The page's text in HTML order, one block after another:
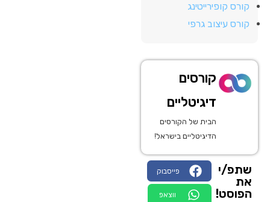
קורס קופירייטינג
קורס עיצוב גרפי
קורסים
דיגיטליים
הבית של הקורסים
הדיגיטליים בישראל!
שתפ/י
את
הפוסט!
פייסבוק
ווצאפ